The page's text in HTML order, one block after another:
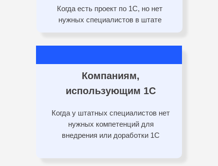
Когда у штатных специалистов нет
нужных компетенций для
внедрения или доработки 1С
Компаниям,
использующим 1С
Когда есть проект по 1С, но нет
нужных специалистов в штате